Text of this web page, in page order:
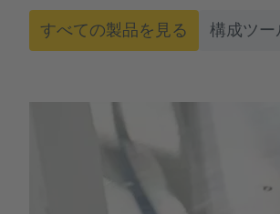
すべての製品を見る 構成ツー